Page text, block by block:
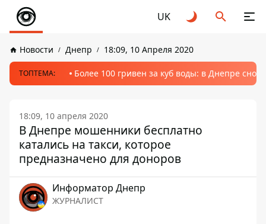
UK
Новости Днепр 18:09, 10 Апреля 2020
ТОПТЕМА: Более 100 гривен за куб воды: в Днепре
18:09, 10 апреля 2020
В Днепре мошенники бесплатно
катались на такси, которое
предназначено для доноров
Информатор Днепр
ЖУРНАЛИСТ